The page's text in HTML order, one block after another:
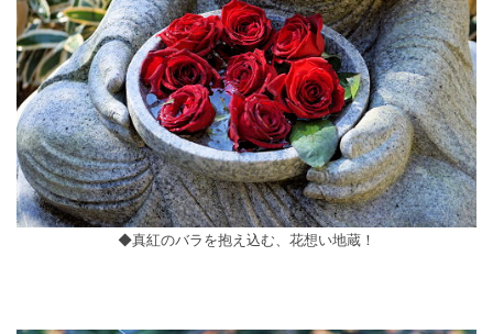
◆真紅のバラを抱え込む、花想い地蔵！